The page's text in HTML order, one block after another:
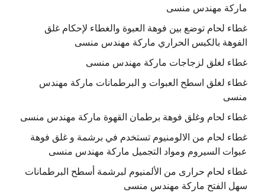
ماركة مهندس منسى
غطاء لحام توضع بين فوهة العبوة والغطاء لإحكام غلق
الفوهة بالكبس الحراري ماركة مهندس منسى
غطاء لغلق لزجاجات ماركة مهندس منسى
غطاء لغلق اسطح العبوات و البرطمانات ماركة مهندس
منسى
غطاء لحام وغلق فوهة برطمان القهوة ماركة مهندس منسى
غطاء لحام من الالومنيوم تستخدم في برشمة و غلق فوهة
عبوات السيروم ومواد التجميل ماركة مهندس منسى
غطاء لحام حرارى من الألمنيوم لبرشمة أسطح البرطمانات
سهل الفتح ماركة مهندس منسى